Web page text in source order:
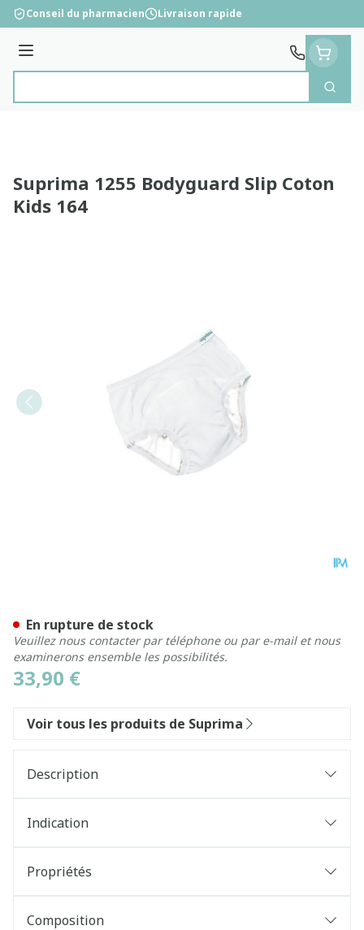
Aller au contenu
Conseil du pharmacien Livraison rapide
Menu
Suprima 1255 Bodyguard Slip Coton
Kids 164
33,90 €
En rupture de stock
Veuillez nous contacter par téléphone ou par e-mail et nous
examinerons ensemble les possibilités.
Voir tous les produits de Suprima
Description
Indication
Propriétés
Composition